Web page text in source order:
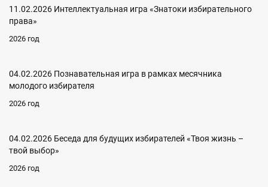
11.02.2026 Интеллектуальная игра «Знатоки избирательного
права»
2026 год
04.02.2026 Познавательная игра в рамках месячника
молодого избирателя
2026 год
04.02.2026 Беседа для будущих избирателей «Твоя жизнь –
твой выбор»
2026 год